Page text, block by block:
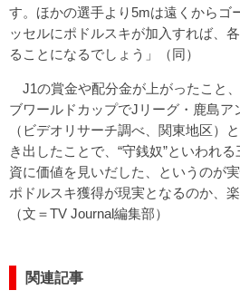
す。ほかの選手より5mは遠くからゴ
ッセルにポドルスキが加入すれば、
ることになるでしょう」（同）
J1の賞金や配分金が上がったこと
ブワールドカップでJリーグ・鹿島ア
（ビデオリサーチ調べ、関東地区）
き出したことで、“守銭奴”といわれ
資に価値を見いだした、というのが
ポドルスキ獲得が現実となるのか、楽
（文＝TV Journal編集部）
関連記事